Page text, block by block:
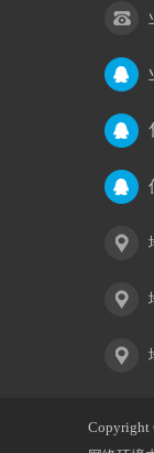
Copyright